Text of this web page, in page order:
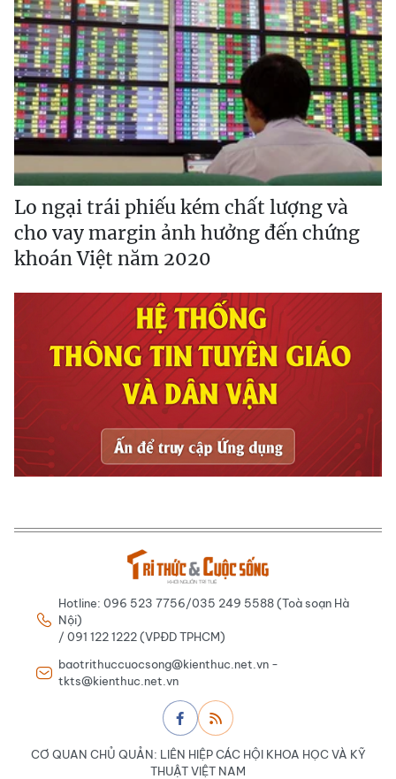
Lo ngại trái phiếu kém chất lượng và
cho vay margin ảnh hưởng đến chứng
khoán Việt năm 2020
Hotline: 096 523 7756/035 249 5588 (Toà soạn Hà
Nội)
/ 091 122 1222 (VPĐD TPHCM)
baotrithuccuocsong@kienthuc.net.vn -
tkts@kienthuc.net.vn
CƠ QUAN CHỦ QUẢN: LIÊN HIỆP CÁC HỘI KHOA HỌC VÀ KỸ
THUẬT VIỆT NAM